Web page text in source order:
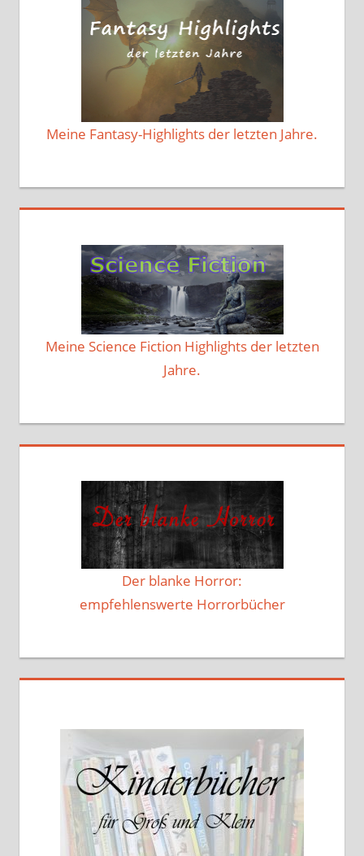
Meine Fantasy-Highlights der letzten Jahre.
Meine Science Fiction Highlights der letzten
Jahre.
Der blanke Horror:
empfehlenswerte Horrorbücher